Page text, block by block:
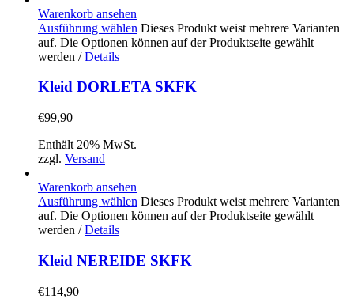
Warenkorb ansehen
Ausführung wählen Dieses Produkt weist mehrere Varianten
auf. Die Optionen können auf der Produktseite gewählt
werden / Details
Kleid DORLETA SKFK
€99,90
Enthält 20% MwSt.
zzgl. Versand
Warenkorb ansehen
Ausführung wählen Dieses Produkt weist mehrere Varianten
auf. Die Optionen können auf der Produktseite gewählt
werden / Details
Kleid NEREIDE SKFK
€114,90